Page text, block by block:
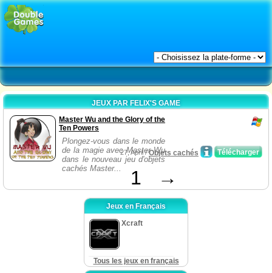
JEUX PAR FELIX'S GAME
Master Wu and the Glory of the
Ten Powers
Plongez-vous dans le monde
de la magie avec Master Wu
dans le nouveau jeu d'objets
cachés Master...
Télécharger
27, April /Objets cachés
1 →
Jeux en Français
Xcraft
Tous les jeux en français